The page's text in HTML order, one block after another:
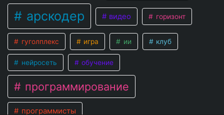
арскодер
видео горизонт
гуголплекс игра ии клуб
нейросеть обучение
программирование
программисты